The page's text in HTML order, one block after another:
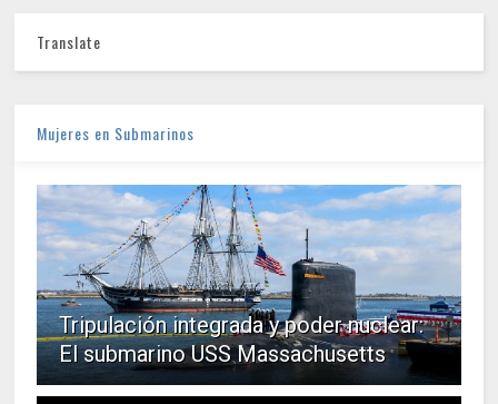
Translate
Mujeres en Submarinos
Tripulación integrada y poder nuclear:
El submarino USS Massachusetts